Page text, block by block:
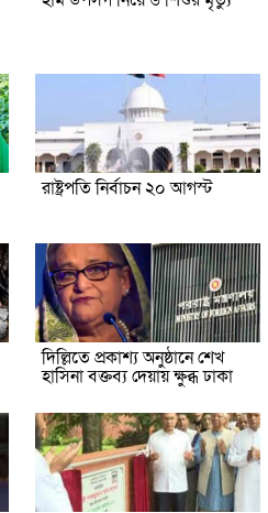
রাষ্ট্রপতি নির্বাচন ২০ আগস্ট
দিল্লিতে প্রকাশ্য অনুষ্ঠানে শেখ
হাসিনা বক্তব্য দেয়ায় ক্ষুব্ধ ঢাকা